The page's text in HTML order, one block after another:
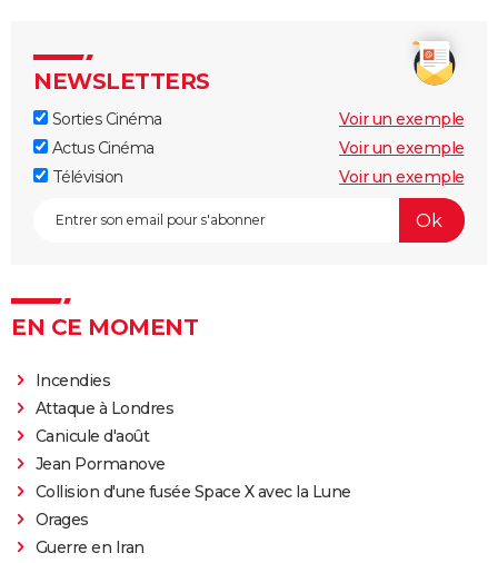
NEWSLETTERS
Sorties Cinéma
Voir un exemple
Actus Cinéma
Voir un exemple
Télévision
Voir un exemple
EN CE MOMENT
Incendies
Attaque à Londres
Canicule d'août
Jean Pormanove
Collision d'une fusée Space X avec la Lune
Orages
Guerre en Iran